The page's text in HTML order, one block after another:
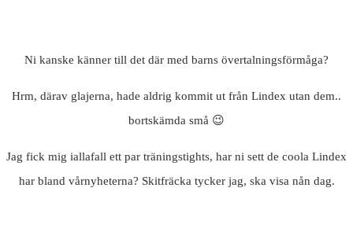
Ni kanske känner till det där med barns övertalningsförmåga?
Hrm, därav glajerna, hade aldrig kommit ut från Lindex utan dem..
bortskämda små 😉
Jag fick mig iallafall ett par träningstights, har ni sett de coola Lindex
har bland vårnyheterna? Skitfräcka tycker jag, ska visa nån dag.